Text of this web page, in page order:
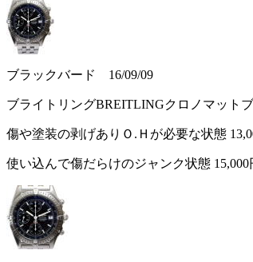
ブラックバード 16/09/09
ブライトリングBREITLINGクロノマット
傷や塗装の剥げありＯ.Ｈが必要な状態
使い込んで傷だらけのジャンク状態 15,000